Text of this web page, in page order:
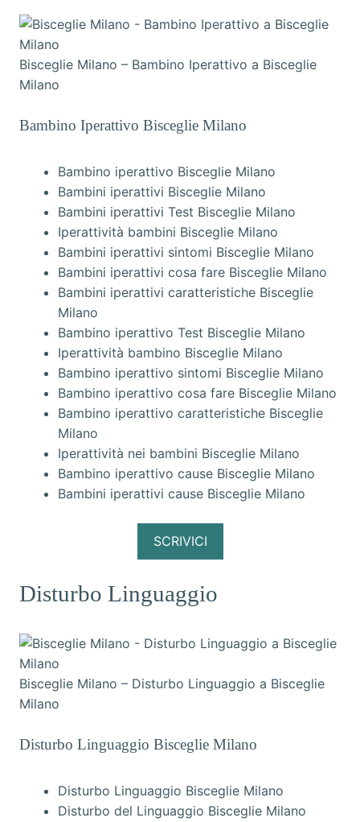
Bisceglie Milano – Bambino Iperattivo a Bisceglie
Milano
Bambino Iperattivo Bisceglie Milano
Bambino iperattivo Bisceglie Milano
Bambini iperattivi Bisceglie Milano
Bambini iperattivi Test Bisceglie Milano
Iperattività bambini Bisceglie Milano
Bambini iperattivi sintomi Bisceglie Milano
Bambini iperattivi cosa fare Bisceglie Milano
Bambini iperattivi caratteristiche Bisceglie
Milano
Bambino iperattivo Test Bisceglie Milano
Iperattività bambino Bisceglie Milano
Bambino iperattivo sintomi Bisceglie Milano
Bambino iperattivo cosa fare Bisceglie Milano
Bambino iperattivo caratteristiche Bisceglie
Milano
Iperattività nei bambini Bisceglie Milano
Bambino iperattivo cause Bisceglie Milano
Bambini iperattivi cause Bisceglie Milano
SCRIVICI
Disturbo Linguaggio
Bisceglie Milano – Disturbo Linguaggio a Bisceglie
Milano
Disturbo Linguaggio Bisceglie Milano
Disturbo Linguaggio Bisceglie Milano
Disturbo del Linguaggio Bisceglie Milano